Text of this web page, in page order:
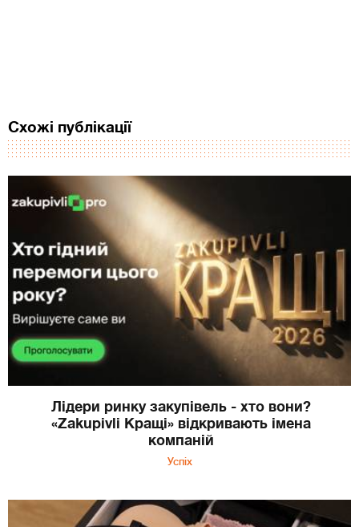
Схожі публікації
Лідери ринку закупівель - хто вони?
«Zakupivli Кращі» відкривають імена
компаній
Успіх